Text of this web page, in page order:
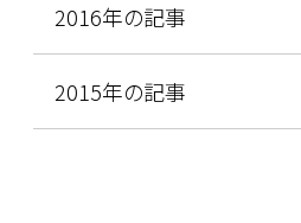
2016年の記事
2015年の記事